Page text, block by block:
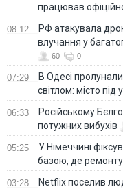
працював
08:12
РФ атакувала
влучання у
60 0
07:29
В Одесі
світлом: місто
06:33
Російському
потужних вибухів
05:25
У Німеччині
базою, де
03:28
Netflix поселив